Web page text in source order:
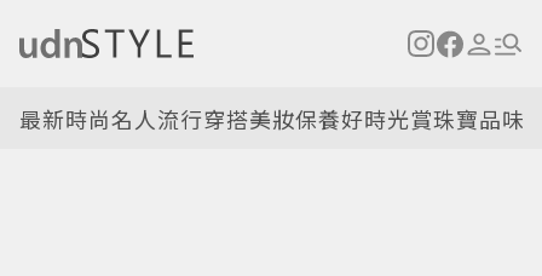
最新時尚名人流行穿搭美妝保養好時光賞珠寶品味